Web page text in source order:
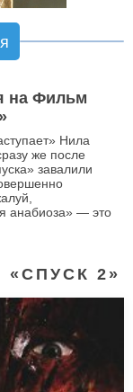
на Фильм
Нила
же после
завалили
анабиоза» — это
2»